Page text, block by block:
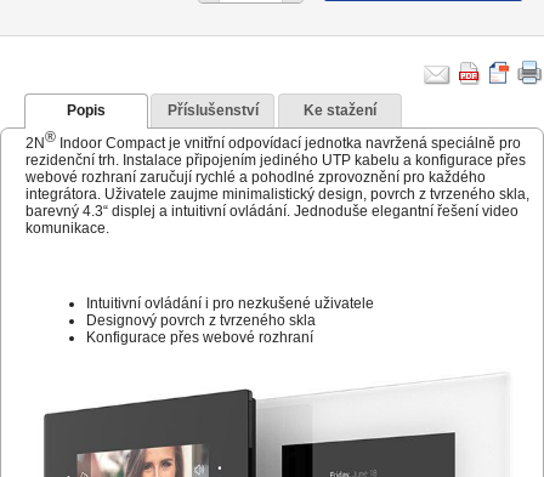
Popis Příslušenství
Ke stažení
2N® Indoor Compact je vnitřní odpovídací jednotka navržená speciálně pro
rezidenční trh. Instalace připojením jediného UTP kabelu a konfigurace přes
webové rozhraní zaručují rychlé a pohodlné zprovoznění pro každého
integrátora. Uživatele zaujme minimalistický design, povrch z tvrzeného skla,
barevný 4.3“ displej a intuitivní ovládání. Jednoduše elegantní řešení video
komunikace.
Intuitivní ovládání i pro nezkušené uživatele
Designový povrch z tvrzeného skla
Konfigurace přes webové rozhraní